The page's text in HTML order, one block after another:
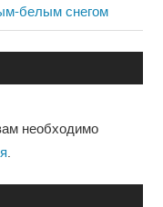
белым снегом
необходимо